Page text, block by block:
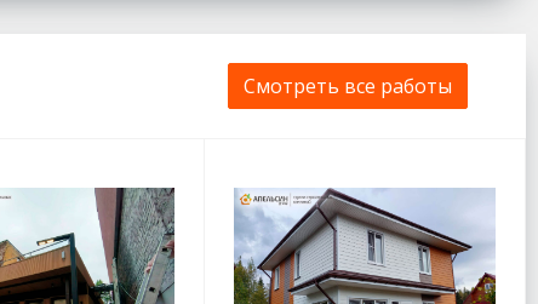
Смотреть все работы